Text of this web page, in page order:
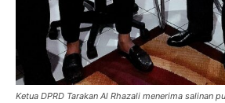
Ketua DPRD Tarakan Al Rhazali menerima salinan